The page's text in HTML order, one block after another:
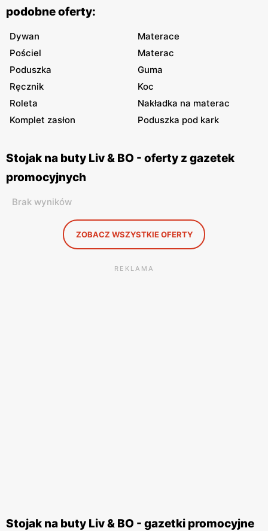
podobne oferty:
Dywan
Materace
Pościel
Materac
Poduszka
Guma
Ręcznik
Koc
Roleta
Nakładka na materac
Komplet zasłon
Poduszka pod kark
Stojak na buty Liv & BO - oferty z gazetek
promocyjnych
Brak wyników
ZOBACZ WSZYSTKIE OFERTY
REKLAMA
Stojak na buty Liv & BO - gazetki promocyjne